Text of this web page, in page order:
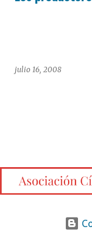
julio 16, 2008